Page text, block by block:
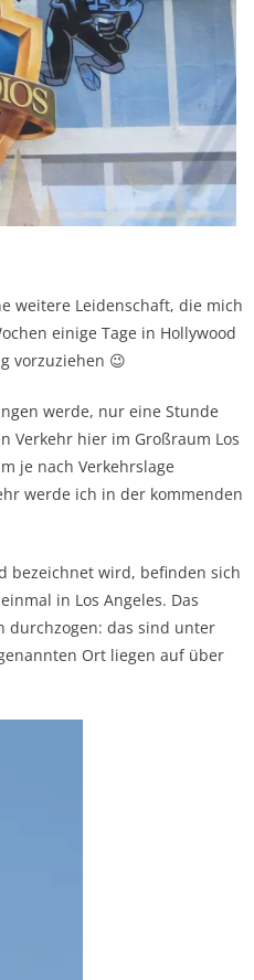
weitere Leidenschaft, die mich
einige Tage in Hollywood
vorzuziehen 😉
werde, nur eine Stunde
Verkehr hier im Großraum Los
je nach Verkehrslage
werde ich in der kommenden
bezeichnet wird, befinden sich
in Los Angeles. Das
durchzogen: das sind unter
Ort liegen auf über